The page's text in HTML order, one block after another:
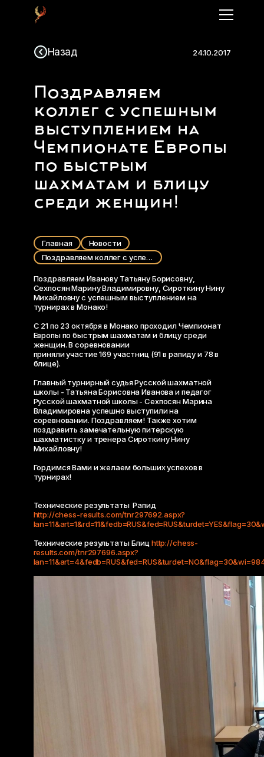
Назад 24.10.2017
Поздравляем
коллег с успешным
выступлением на
Чемпионате Европы
по быстрым
шахматам и блицу
среди женщин!
Главная
Новости
Поздравляем коллег с успешным выступлением на Чемпионате Европы по быстрым шахматам и блицу среди женщин!
Поздравляем Иванову Татьяну Борисовну,
Сехпосян Марину Владимировну, Сироткину Нину
Михайловну с успешным выступлением на
турнирах в Монако!
C 21 по 23 октября в Монако проходил Чемпионат
Европы по быстрым шахматам и блицу среди
женщин. В соревновании
приняли участие 169 участниц (91 в рапиду и 78 в
блице).
Главный турнирный судья Русской шахматной
школы - Татьяна Борисовна Иванова и педагог
Русской шахматной школы - Сехпосян Марина
Владимировна успешно выступили на
соревновании. Поздравляем! Также хотим
поздравить замечательную питерскую
шахматистку и тренера Сироткину Нину
Михайловну!
Гордимся Вами и желаем больших успехов в
турнирах!
Технические результаты Рапид
http://chess-results.com/tnr297692.aspx?
Технические результаты Блицhttp://chess-
results.com/tnr297696.aspx?